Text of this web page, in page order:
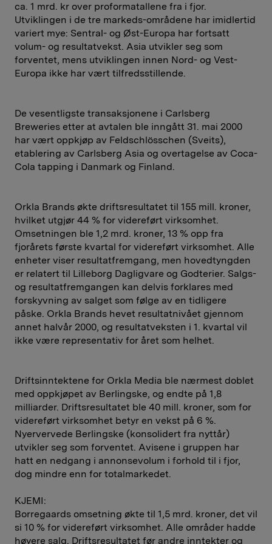
ca. 1 mrd. kr over proformatallene fra i fjor.
Utviklingen i de tre markeds-områdene har imidlertid
variert mye: Sentral- og Øst-Europa har fortsatt
volum- og resultatvekst. Asia utvikler seg som
forventet, mens utviklingen innen Nord- og Vest-
Europa ikke har vært tilfredsstillende.
De vesentligste transaksjonene i Carlsberg
Breweries etter at avtalen ble inngått 31. mai 2000
har vært oppkjøp av Feldschlösschen (Sveits),
etablering av Carlsberg Asia og overtagelse av Coca-
Cola tapping i Danmark og Finland.
Orkla Brands økte driftsresultatet til 155 mill. kroner,
hvilket utgjør 44 % for videreført virksomhet.
Omsetningen ble 1,2 mrd. kroner, 13 % opp fra
fjorårets første kvartal for videreført virksomhet. Alle
enheter viser resultatfremgang, men hovedtyngden
er relatert til Lilleborg Dagligvare og Godterier. Salgs-
og resultatfremgangen kan delvis forklares med
forskyvning av salget som følge av en tidligere
påske. Orkla Brands hevet resultatnivået gjennom
annet halvår 2000, og resultatveksten i 1. kvartal vil
ikke være representativ for året som helhet.
Driftsinntektene for Orkla Media ble nærmest doblet
med oppkjøpet av Berlingske, og endte på 1,8
milliarder. Driftsresultatet ble 40 mill. kroner, som for
videreført virksomhet betyr en vekst på 6 %.
Nyervervede Berlingske (konsolidert fra nyttår)
utvikler seg som forventet. Avisene i gruppen har
hatt en nedgang i annonsevolum i forhold til i fjor,
dog mindre enn for totalmarkedet.
KJEMI:
Borregaards omsetning økte til 1,5 mrd. kroner, det vil
si 10 % for videreført virksomhet. Alle områder hadde
høyere salg. Driftsresultatet før andre inntekter og